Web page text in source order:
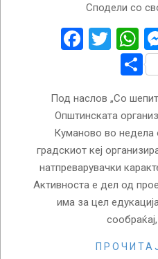
Сподели со
Под наслов „Со
Општинската
Куманово во недела
градскиот кеј
натпреварувачки
Активноста е дел од
има за цел